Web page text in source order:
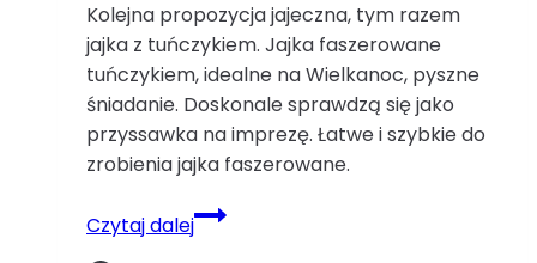
Kolejna propozycja jajeczna, tym razem
jajka z tuńczykiem. Jajka faszerowane
tuńczykiem, idealne na Wielkanoc, pyszne
śniadanie. Doskonale sprawdzą się jako
przyssawka na imprezę. Łatwe i szybkie do
zrobienia jajka faszerowane.
Czytaj dalejJajka
z